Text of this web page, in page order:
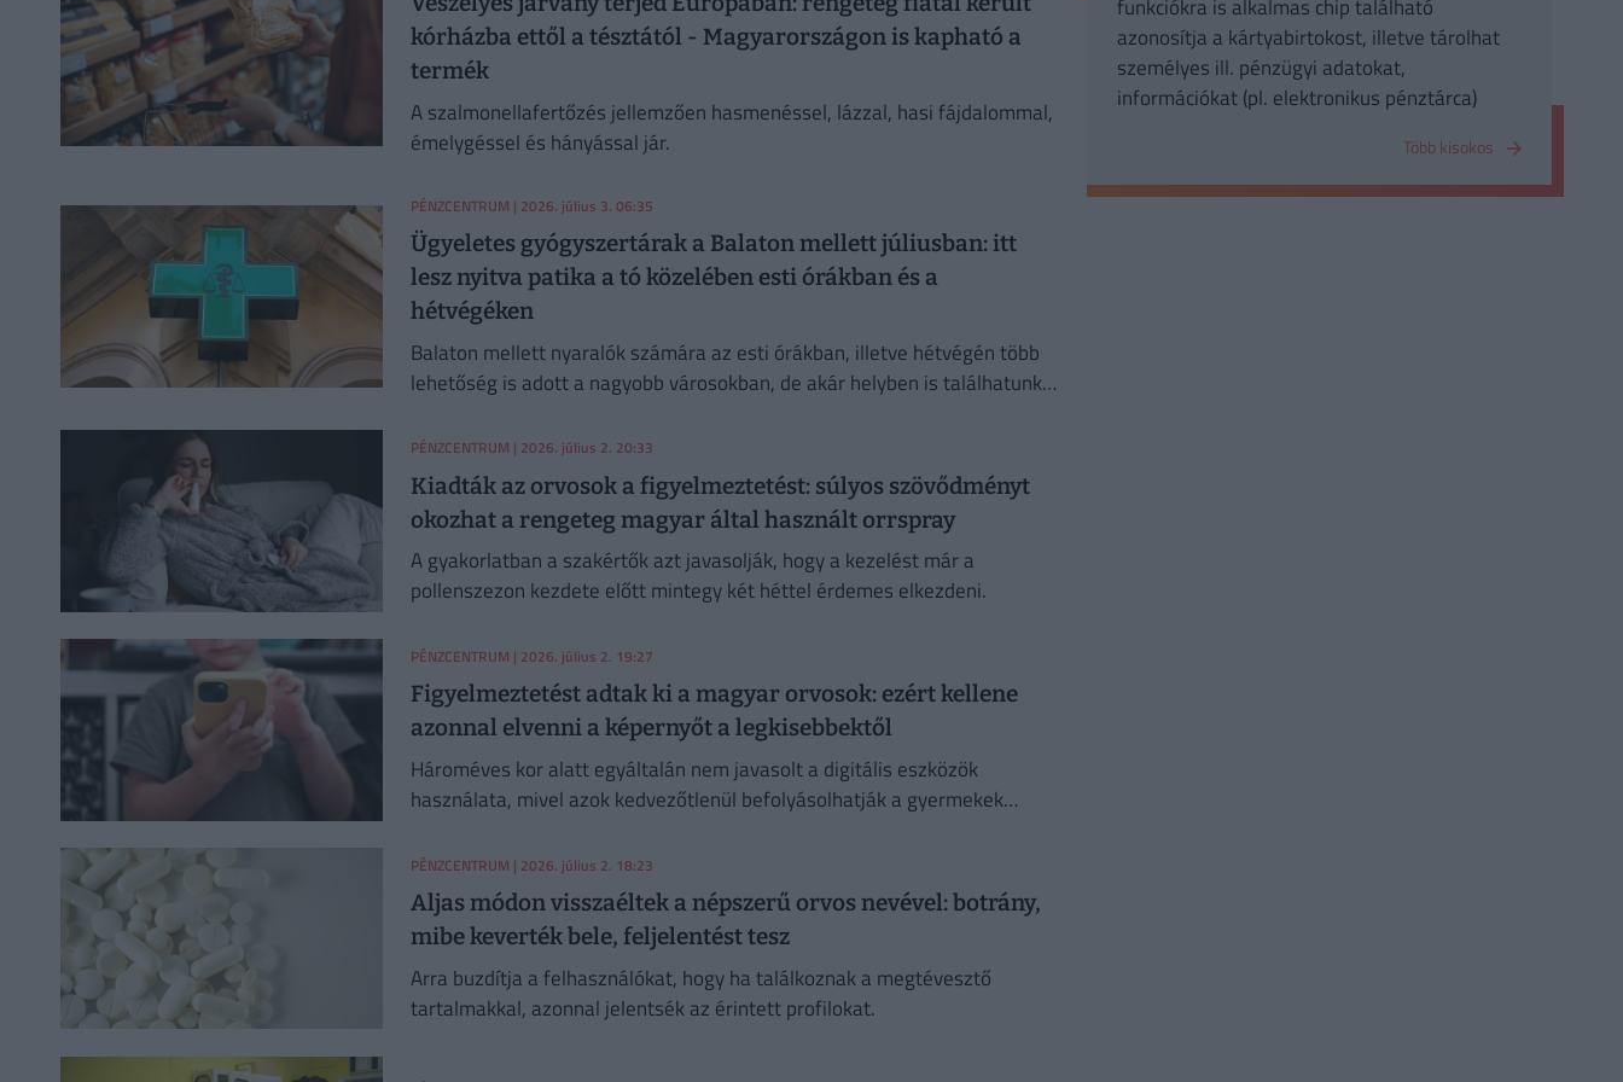
kórházba ettől a tésztától - Magyarországon is kapható a
termék
A szalmonellafertőzés jellemzően hasmenéssel, lázzal, hasi fájdalommal,
émelygéssel és hányással jár.
PÉNZCENTRUM | 2026. július 3. 06:35
Ügyeletes gyógyszertárak a Balaton mellett júliusban: itt
lesz nyitva patika a tó közelében esti órákban és a
hétvégéken
Balaton mellett nyaralók számára az esti órákban, illetve hétvégén több
lehetőség is adott a nagyobb városokban, de akár helyben is találhatunk
PÉNZCENTRUM | 2026. július 2. 20:33
Kiadták az orvosok a figyelmeztetést: súlyos szövődményt
okozhat a rengeteg magyar által használt orrspray
A gyakorlatban a szakértők azt javasolják, hogy a kezelést már a
pollenszezon kezdete előtt mintegy két héttel érdemes elkezdeni.
PÉNZCENTRUM | 2026. július 2. 19:27
Figyelmeztetést adtak ki a magyar orvosok: ezért kellene
azonnal elvenni a képernyőt a legkisebbektől
Hároméves kor alatt egyáltalán nem javasolt a digitális eszközök
használata, mivel azok kedvezőtlenül befolyásolhatják a gyermekek
PÉNZCENTRUM | 2026. július 2. 18:23
Aljas módon visszaéltek a népszerű orvos nevével: botrány,
mibe keverték bele, feljelentést tesz
Arra buzdítja a felhasználókat, hogy ha találkoznak a megtévesztő
tartalmakkal, azonnal jelentsék az érintett profilokat.
funkciókra is alkalmas chip található
azonosítja a kártyabirtokost, illetve tárolhat
személyes ill. pénzügyi adatokat,
információkat (pl. elektronikus pénztárca)
Több kisokos